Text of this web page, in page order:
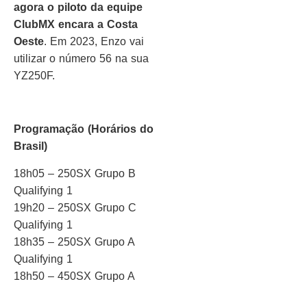
agora o piloto da equipe
ClubMX encara a Costa
Oeste. Em 2023, Enzo vai
utilizar o número 56 na sua
YZ250F.
Programação (Horários do
Brasil)
18h05 – 250SX Grupo B
Qualifying 1
19h20 – 250SX Grupo C
Qualifying 1
18h35 – 250SX Grupo A
Qualifying 1
18h50 – 450SX Grupo A